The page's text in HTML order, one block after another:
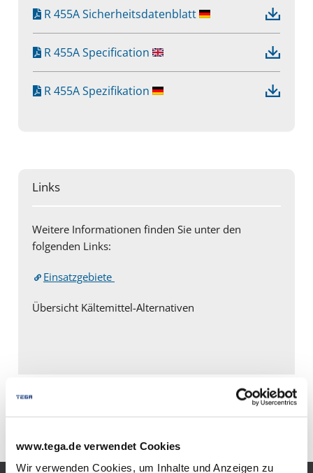
www.tega.de verwendet Cookies
Wir verwenden Cookies, um Inhalte und Anzeigen zu
R 455A Sicherheitsdatenblatt
R 455A Specification
R 455A Spezifikation
Links
Weitere Informationen finden Sie unter den
folgenden Links:
Einsatzgebiete
Übersicht Kältemittel-Alternativen
* ohne Gewähr